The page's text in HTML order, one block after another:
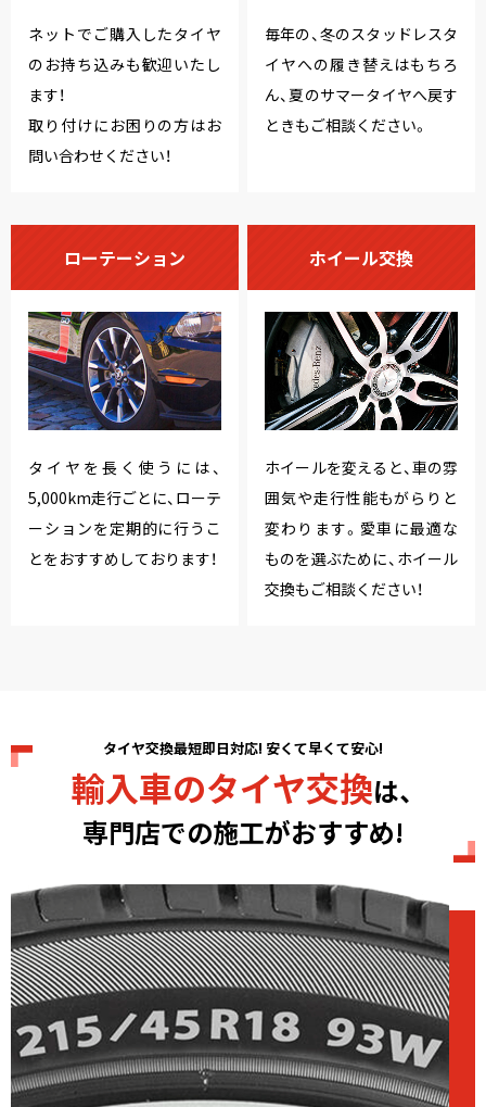
ネットでご購入したタイヤ
のお持ち込みも歓迎いたし
ます！
取り付けにお困りの方はお
問い合わせください！
毎年の、冬のスタッドレスタ
イヤへの履き替えはもちろ
ん、夏のサマータイヤへ戻す
ときもご相談ください。
ローテーション
タイヤを長く使うには、
5,000km走行ごとに、ローテ
ーションを定期的に行うこ
とをおすすめしております！
ホイール交換
ホイールを変えると、車の雰
囲気や走行性能もがらりと
変わります。愛車に最適な
ものを選ぶために、ホイール
交換もご相談ください！
タイヤ交換最短即日対応! 安くて早くて安心!
輸入車のタイヤ交換は、
専門店での施工がおすすめ!